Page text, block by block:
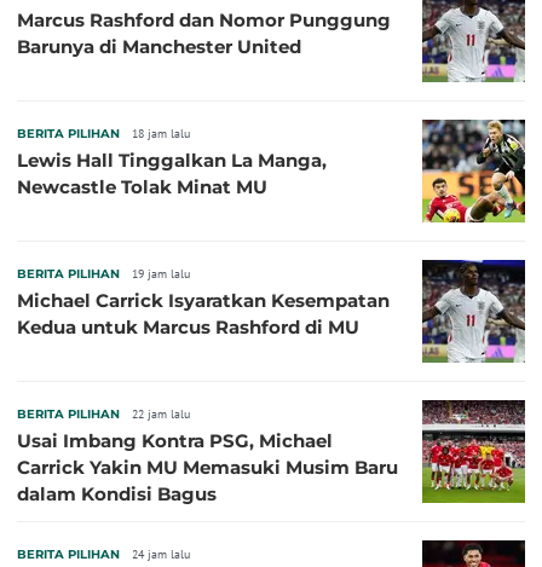
Marcus Rashford dan Nomor Punggung
Barunya di Manchester United
BERITA PILIHAN 18 jam lalu
Lewis Hall Tinggalkan La Manga,
Newcastle Tolak Minat MU
BERITA PILIHAN 19 jam lalu
Michael Carrick Isyaratkan Kesempatan
Kedua untuk Marcus Rashford di MU
BERITA PILIHAN 22 jam lalu
Usai Imbang Kontra PSG, Michael
Carrick Yakin MU Memasuki Musim Baru
dalam Kondisi Bagus
BERITA PILIHAN 24 jam lalu